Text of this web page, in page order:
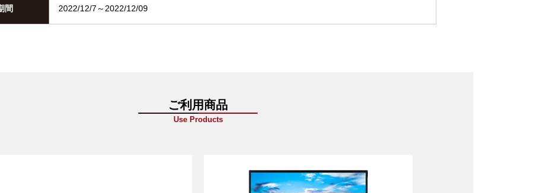
間 2022/12/7～2022/12/09
ご利用商品
Use Products